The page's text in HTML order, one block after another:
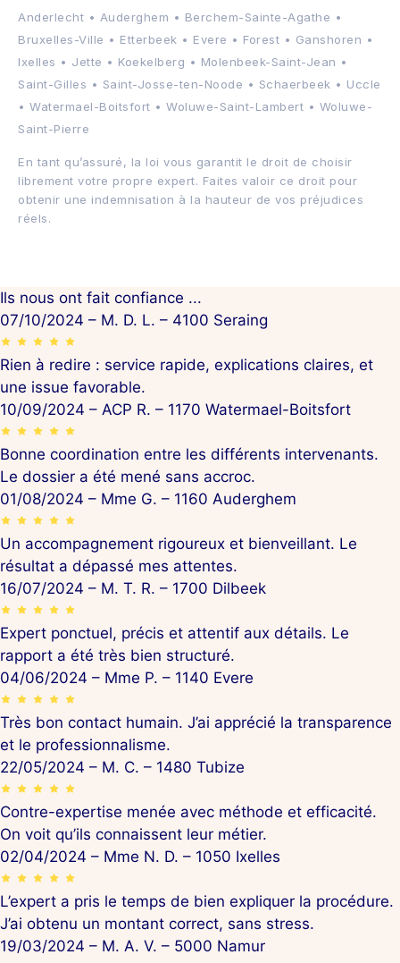
Anderlecht • Auderghem • Berchem-Sainte-Agathe •
Bruxelles-Ville • Etterbeek • Evere • Forest • Ganshoren •
Ixelles • Jette • Koekelberg • Molenbeek-Saint-Jean •
Saint-Gilles • Saint-Josse-ten-Noode • Schaerbeek • Uccle
• Watermael-Boitsfort • Woluwe-Saint-Lambert • Woluwe-
Saint-Pierre
En tant qu’assuré, la loi vous garantit le droit de choisir
librement votre propre expert. Faites valoir ce droit pour
obtenir une indemnisation à la hauteur de vos préjudices
réels.
Ils nous ont fait confiance ...
07/10/2024 – M. D. L. – 4100 Seraing
Rien à redire : service rapide, explications claires, et
une issue favorable.
10/09/2024 – ACP R. – 1170 Watermael-Boitsfort
Bonne coordination entre les différents intervenants.
Le dossier a été mené sans accroc.
01/08/2024 – Mme G. – 1160 Auderghem
Un accompagnement rigoureux et bienveillant. Le
résultat a dépassé mes attentes.
16/07/2024 – M. T. R. – 1700 Dilbeek
Expert ponctuel, précis et attentif aux détails. Le
rapport a été très bien structuré.
04/06/2024 – Mme P. – 1140 Evere
Très bon contact humain. J’ai apprécié la transparence
et le professionnalisme.
22/05/2024 – M. C. – 1480 Tubize
Contre-expertise menée avec méthode et efficacité.
On voit qu’ils connaissent leur métier.
02/04/2024 – Mme N. D. – 1050 Ixelles
L’expert a pris le temps de bien expliquer la procédure.
J’ai obtenu un montant correct, sans stress.
19/03/2024 – M. A. V. – 5000 Namur